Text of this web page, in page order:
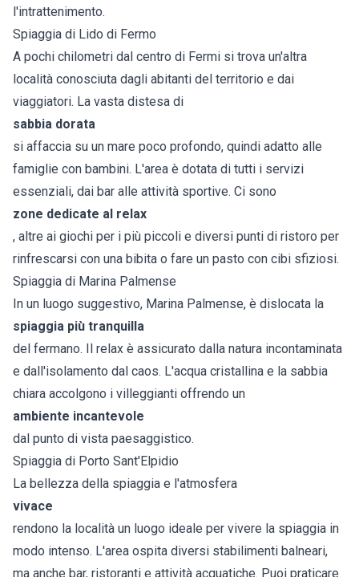
l'intrattenimento.
Spiaggia di Lido di Fermo
A pochi chilometri dal centro di Fermi si trova un'altra
località conosciuta dagli abitanti del territorio e dai
viaggiatori. La vasta distesa di
sabbia dorata
si affaccia su un mare poco profondo, quindi adatto alle
famiglie con bambini. L'area è dotata di tutti i servizi
essenziali, dai bar alle attività sportive. Ci sono
zone dedicate al relax
, altre ai giochi per i più piccoli e diversi punti di ristoro per
rinfrescarsi con una bibita o fare un pasto con cibi sfiziosi.
Spiaggia di Marina Palmense
In un luogo suggestivo, Marina Palmense, è dislocata la
spiaggia più tranquilla
del fermano. Il relax è assicurato dalla natura incontaminata
e dall'isolamento dal caos. L'acqua cristallina e la sabbia
chiara accolgono i villeggianti offrendo un
ambiente incantevole
dal punto di vista paesaggistico.
Spiaggia di Porto Sant'Elpidio
La bellezza della spiaggia e l'atmosfera
vivace
rendono la località un luogo ideale per vivere la spiaggia in
modo intenso. L'area ospita diversi stabilimenti balneari,
ma anche bar, ristoranti e attività acquatiche. Puoi praticare